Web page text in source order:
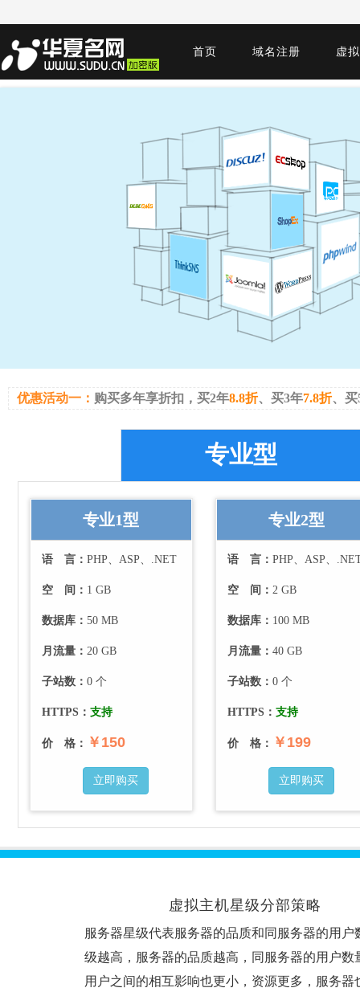
首页 域名注册 虚
优惠活动一： 购买多年享折扣，买2年8.8折、买3年7.8折、买
专业型
专业1型
语 言： PHP、ASP、.NET
空 间： 1 GB
数据库： 50 MB
月流量： 20GB
子站数： 0个
HTTPS： 支持
价 格： ￥150
立即购买
专业2型
语 言： PHP、ASP、
空 间： 2 GB
数据库： 100 MB
月流量： 40GB
子站数： 0个
HTTPS： 支持
价 格： ￥199
立即购买
虚拟主机星级分部策略
服务器星级代表服务器的品质和同服务器的用户
级越高，服务器的品质越高，同服务器的用户数
用户之间的相互影响也更小，资源更多，服务器